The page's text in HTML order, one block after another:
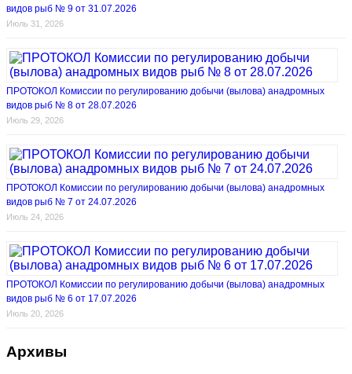
видов рыб № 9 от 31.07.2026
Июль 31, 2026
ПРОТОКОЛ Комиссии по регулированию добычи (вылова) анадромных
видов рыб № 8 от 28.07.2026
Июль 29, 2026
ПРОТОКОЛ Комиссии по регулированию добычи (вылова) анадромных
видов рыб № 7 от 24.07.2026
Июль 24, 2026
ПРОТОКОЛ Комиссии по регулированию добычи (вылова) анадромных
видов рыб № 6 от 17.07.2026
Июль 20, 2026
Архивы